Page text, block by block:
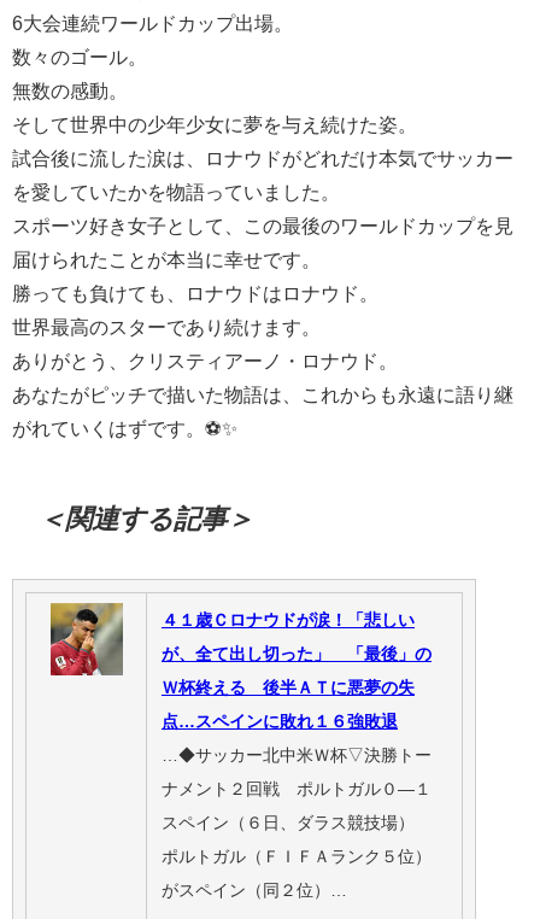
6大会連続ワールドカップ出場。
数々のゴール。
無数の感動。
そして世界中の少年少女に夢を与え続けた姿。
試合後に流した涙は、ロナウドがどれだけ本気でサッカー
を愛していたかを物語っていました。
スポーツ好き女子として、この最後のワールドカップを見
届けられたことが本当に幸せです。
勝っても負けても、ロナウドはロナウド。
世界最高のスターであり続けます。
ありがとう、クリスティアーノ・ロナウド。
あなたがピッチで描いた物語は、これからも永遠に語り継
がれていくはずです。⚽✨
＜関連する記事＞
４１歳Ｃロナウドが涙！「悲しい
が、全て出し切った」 「最後」の
Ｗ杯終える 後半ＡＴに悪夢の失
点…スペインに敗れ１６強敗退
…◆サッカー北中米Ｗ杯▽決勝トー
ナメント２回戦 ポルトガル０―１
スペイン（６日、ダラス競技場）
ポルトガル（ＦＩＦＡランク５位）
がスペイン（同２位）…